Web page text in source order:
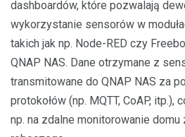
dashboardów, które pozwalają
wykorzystanie sensorów w
takich jak np. Node-RED czy
QNAP NAS. Dane otrzymane z
transmitowane do QNAP NAS za
protokołów (np. MQTT, CoAP,
np. na zdalne monitorowanie